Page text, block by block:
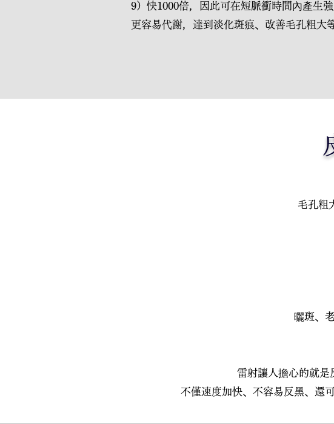
9）快1000倍，因此可在短脈衝時間內產生
更容易代謝，達到淡化斑痕、改善毛孔粗大
毛孔粗
曬斑、
雷射讓人擔心的就是
不僅速度加快、不容易反黑、還